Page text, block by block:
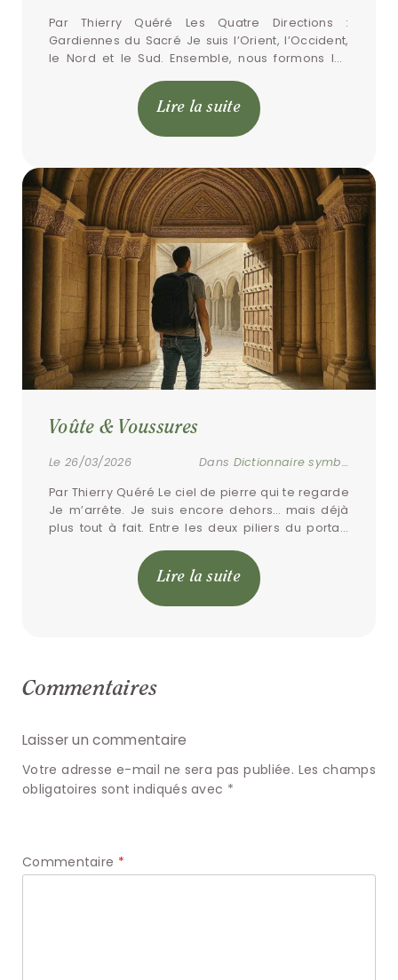
Par Thierry Quéré Les Quatre Directions :
Gardiennes du Sacré Je suis l’Orient, l’Occident,
le Nord et le Sud. Ensemble, nous formons les
Lire la suite
Voûte & Voussures
Le 26/03/2026 Dans Dictionnaire symbolique
Par Thierry Quéré Le ciel de pierre qui te regarde
Je m’arrête. Je suis encore dehors… mais déjà
plus tout à fait. Entre les deux piliers du portail,
Lire la suite
Commentaires
Laisser un commentaire
Votre adresse e-mail ne sera pas publiée. Les champs
obligatoires sont indiqués avec *
Commentaire *